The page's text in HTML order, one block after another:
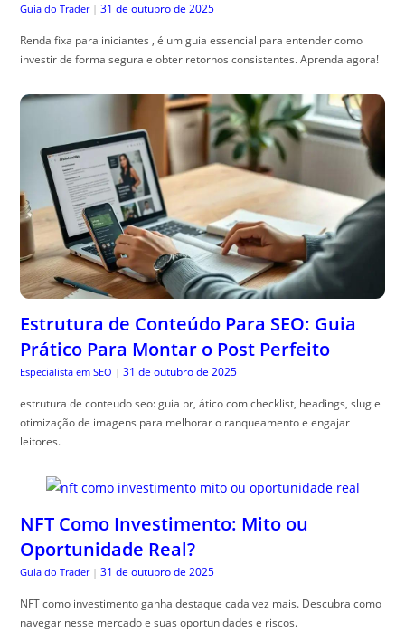
Guia do Trader | 31 de outubro de 2025
Renda fixa para iniciantes , é um guia essencial para entender como
investir de forma segura e obter retornos consistentes. Aprenda agora!
Estrutura de Conteúdo Para SEO: Guia
Prático Para Montar o Post Perfeito
Especialista em SEO | 31 de outubro de 2025
estrutura de conteudo seo: guia pr, ático com checklist, headings, slug e
otimização de imagens para melhorar o ranqueamento e engajar
leitores.
NFT Como Investimento: Mito ou
Oportunidade Real?
Guia do Trader | 31 de outubro de 2025
NFT como investimento ganha destaque cada vez mais. Descubra como
navegar nesse mercado e suas oportunidades e riscos.